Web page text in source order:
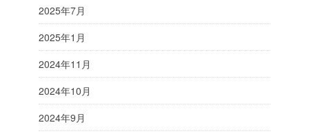
2025年7月
2025年1月
2024年11月
2024年10月
2024年9月